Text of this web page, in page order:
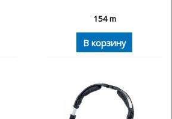
154m
В корзину